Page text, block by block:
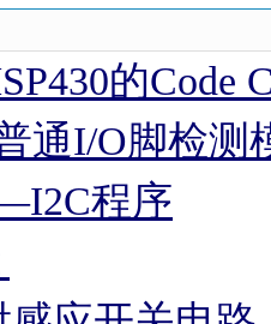
的Code
通I/O脚检测
程序